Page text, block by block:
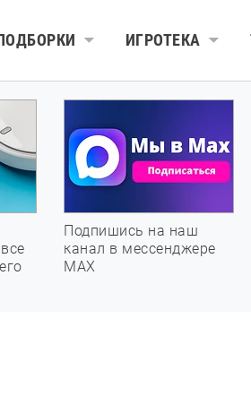
ИГРОТЕКА
Подпишись на наш
канал в мессенджере
МАХ